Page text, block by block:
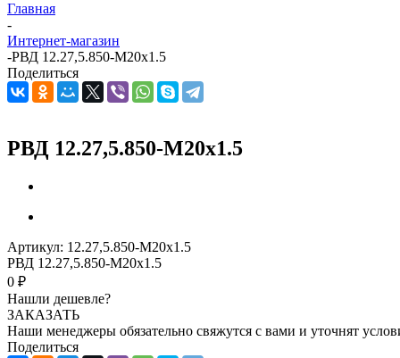
Главная
-
Интернет-магазин
-РВД 12.27,5.850-M20x1.5
Поделиться
РВД 12.27,5.850-M20x1.5
Артикул: 12.27,5.850-M20x1.5
РВД 12.27,5.850-M20x1.5
0 ₽
Нашли дешевле?
ЗАКАЗАТЬ
Наши менеджеры обязательно свяжутся с вами и уточнят
Поделиться